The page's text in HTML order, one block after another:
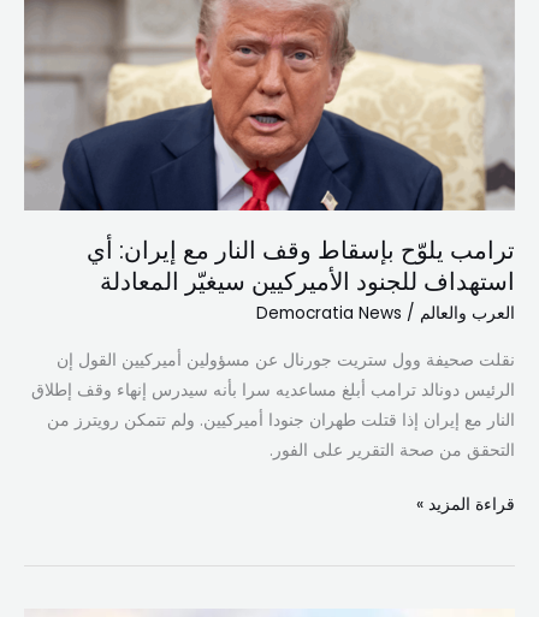
ترامب يلوّح بإسقاط وقف النار مع إيران: أي
استهداف للجنود الأميركيين سيغيّر المعادلة
العرب والعالم /
Democratia News
نقلت صحيفة وول ستريت جورنال عن مسؤولين أميركيين القول إن
الرئيس دونالد ترامب أبلغ مساعديه سرا بأنه سيدرس إنهاء وقف إطلاق
النار مع إيران إذا قتلت طهران جنودا أميركيين. ولم تتمكن رويترز من
التحقق من صحة التقرير على الفور.
النار
إيران:
أي
استهداف
للجنود
الأميركيين
سيغيّر
المعادلة
قراءة المزيد »